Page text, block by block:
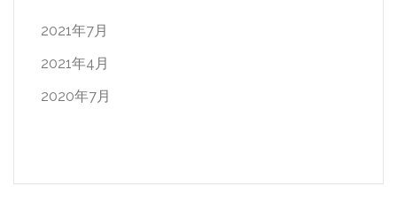
2021年7月
2021年4月
2020年7月